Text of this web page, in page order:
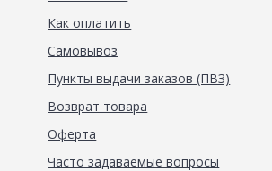
Как оплатить
Самовывоз
Пункты выдачи заказов (ПВЗ)
Возврат товара
Оферта
Часто задаваемые вопросы